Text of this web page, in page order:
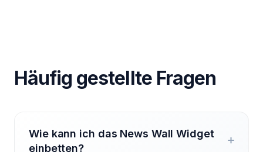
Häufig gestellte Fragen
Wie kann ich das News Wall Widget
einbetten?